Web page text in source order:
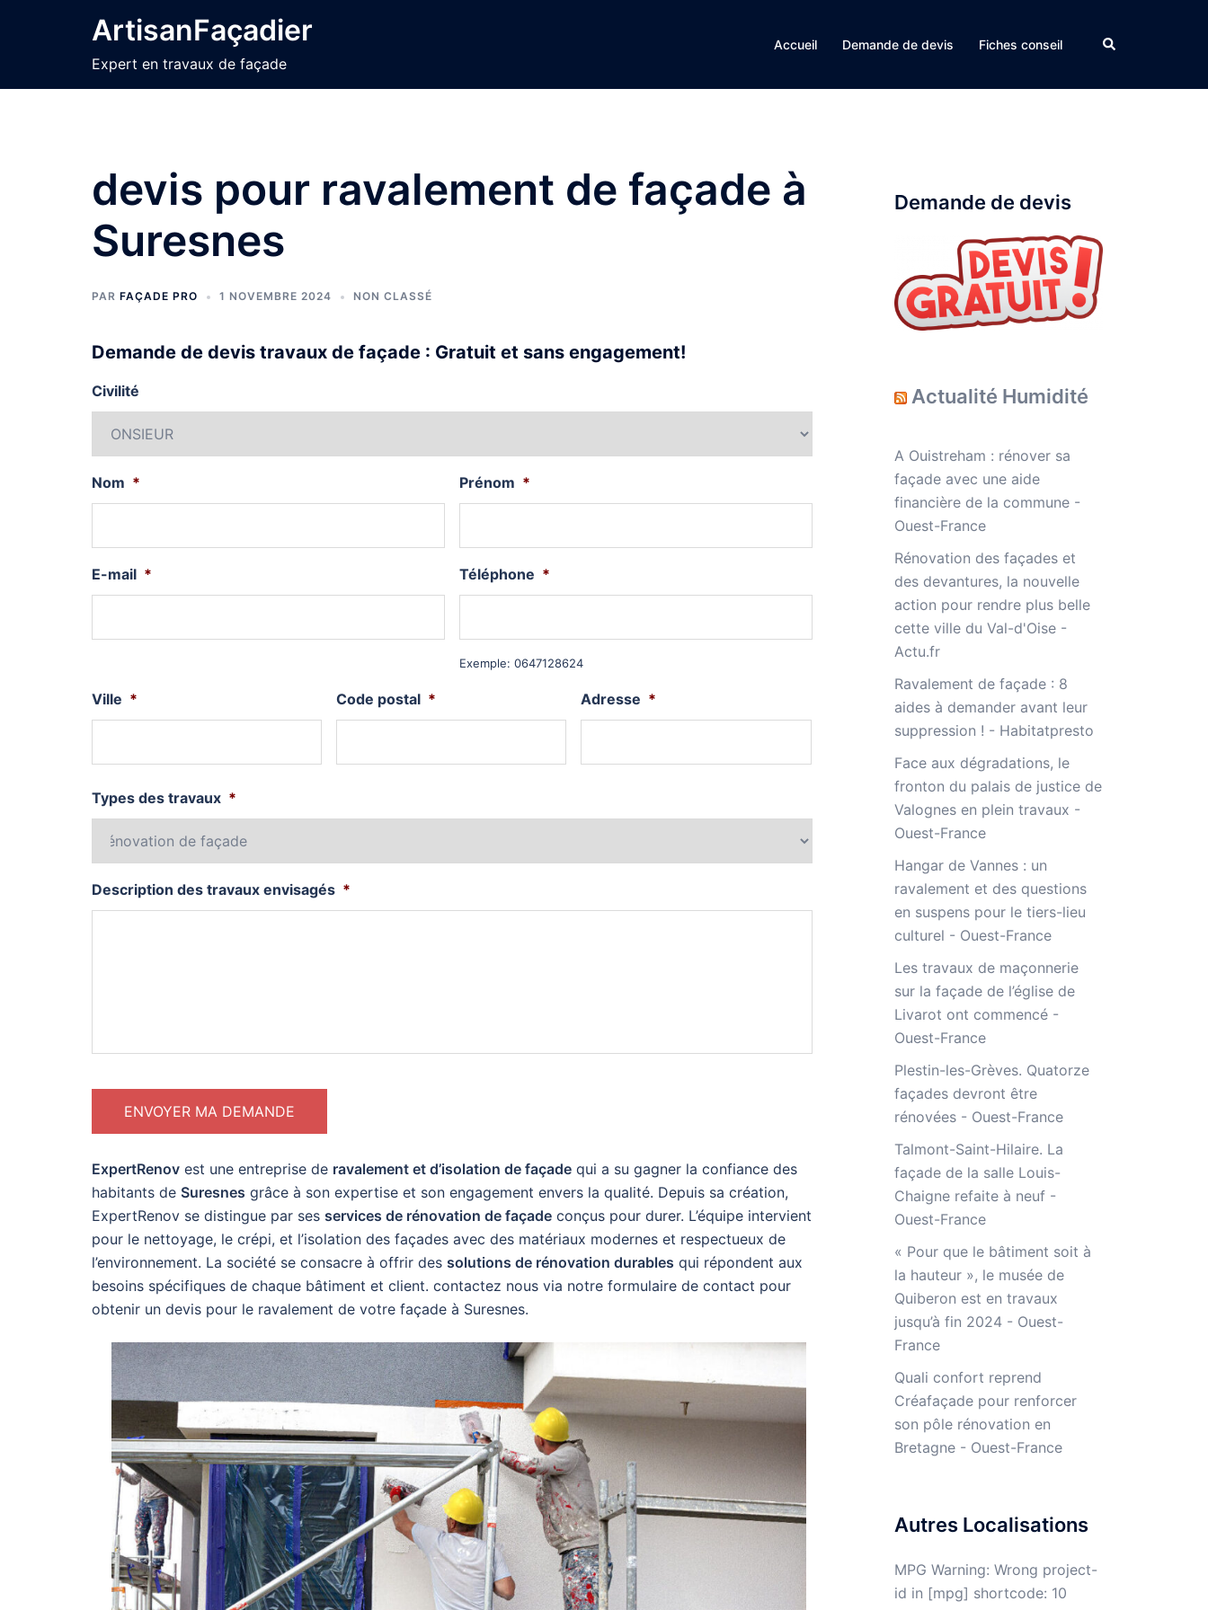
ArtisanFaçadier
Expert en travaux de façade
Accueil Demande de devis Fiches conseil Rechercher
devis pour ravalement de façade à
Suresnes
PAR FAÇADE PRO 1 NOVEMBRE 2024 NON CLASSÉ
Demande de devis travaux de façade : Gratuit et sans engagement!
Civilité
Nom * Prénom *
E-mail * Téléphone *
Exemple: 0647128624
Ville * Code postal * Adresse *
Types des travaux *
Description des travaux envisagés *
ExpertRenov est une entreprise de ravalement et d’isolation de façade qui a su gagner la confiance des
habitants de Suresnes grâce à son expertise et son engagement envers la qualité. Depuis sa création,
ExpertRenov se distingue par ses services de rénovation de façade conçus pour durer. L’équipe intervient
pour le nettoyage, le crépi, et l’isolation des façades avec des matériaux modernes et respectueux de
l’environnement. La société se consacre à offrir des solutions de rénovation durables qui répondent aux
besoins spécifiques de chaque bâtiment et client. contactez nous via notre formulaire de contact pour
obtenir un devis pour le ravalement de votre façade à Suresnes.
Demande de devis
Actualité Humidité
A Ouistreham : rénover sa
façade avec une aide
financière de la commune -
Ouest-France
Rénovation des façades et
des devantures, la nouvelle
action pour rendre plus belle
cette ville du Val-d'Oise -
Actu.fr
Ravalement de façade : 8
aides à demander avant leur
suppression ! - Habitatpresto
Face aux dégradations, le
fronton du palais de justice de
Valognes en plein travaux -
Ouest-France
Hangar de Vannes : un
ravalement et des questions
en suspens pour le tiers-lieu
culturel - Ouest-France
Les travaux de maçonnerie
sur la façade de l’église de
Livarot ont commencé -
Ouest-France
Plestin-les-Grèves. Quatorze
façades devront être
rénovées - Ouest-France
Talmont-Saint-Hilaire. La
façade de la salle Louis-
Chaigne refaite à neuf -
Ouest-France
« Pour que le bâtiment soit à
la hauteur », le musée de
Quiberon est en travaux
jusqu’à fin 2024 - Ouest-
France
Quali confort reprend
Créafaçade pour renforcer
son pôle rénovation en
Bretagne - Ouest-France
Autres Localisations
MPG Warning: Wrong project-
id in [mpg] shortcode: 10